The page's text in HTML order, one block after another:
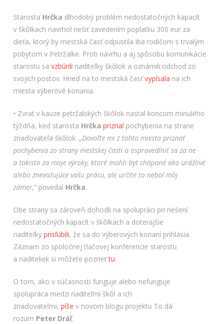
Starosta Hrčka dlhodobý problém nedostatočných kapacít
v škôlkach navrhol riešiť zavedením poplatku 300 eur za
dieťa, ktorý by mestská časť odpustila iba rodičom s trvalým
pobytom v Petržalke. Proti návrhu a aj spôsobu komunikácie
starostu sa vzbúrili riaditeľky škôlok a oznámili odchod zo
svojich postov. Hneď na to mestská časťvypísala na ich
miesta výberové konania.
• Zvrat v kauze petržalských škôlok nastal koncom minulého
týždňa, keď starosta Hrčka priznal pochybenia na strane
zriaďovateľa škôlok. „Dovoľte mi z tohto miesta priznať
pochybenia zo strany mestskej časti a ospravedlniť sa za ne
a takisto za moje výroky, ktoré mohli byt chápané ako urážlivé
alebo znevažujúce vašu prácu, ale určite to nebol môj
zámer,“ povedal Hrčka.
Obe strany sa zároveň dohodli na spolupráci pri riešení
nedostatočných kapacít v škôlkach a doterajšie
riaditeľky prisľúbili, že sa do výberových konaní prihlásia.
Záznam zo spoločnej tlačovej konferencie starostu
a riaditeliek si môžete pozrieťtu.
O tom, ako v súčasnosti funguje alebo nefunguje
spolupráca medzi riaditeľmi škôl a ich
zriaďovateľmi, píše v novom blogu projektu To dá
rozum Peter Dráľ.